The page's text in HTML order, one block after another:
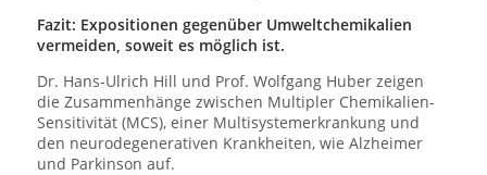
Fazit: Expositionen gegenüber Umweltchemikalien
vermeiden, soweit es möglich ist.
Dr. Hans-Ulrich Hill und Prof. Wolfgang Huber zeigen
die Zusammenhänge zwischen Multipler Chemikalien-
Sensitivität (MCS), einer Multisystemerkrankung und
den neurodegenerativen Krankheiten, wie Alzheimer
und Parkinson auf.